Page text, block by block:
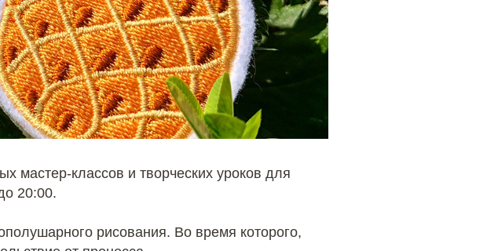
мастер-классов и творческих уроков для
20:00.
рисования. Во время которого,